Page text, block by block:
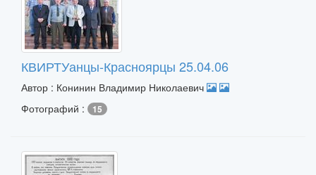
КВИРТУанцы-Красноярцы 25.04.06
Автор : Конинин Владимир Николаевич
Фотографий :
15